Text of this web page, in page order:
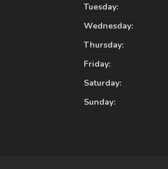
Tuesday:
Wednesday:
Thursday:
Friday:
Saturday:
Sunday: